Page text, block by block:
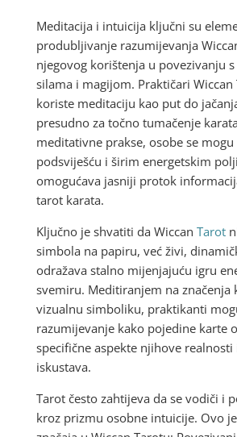
Meditacija i intuicija ključni su
produbljivanje razumijevanja
njegovog korištenja u povezivanju
silama i magijom. Praktičari Wiccan
koriste meditaciju kao put do
presudno za točno tumačenje
meditativne prakse, osobe se
podsviješću i širim energetskim
omogućava jasniji protok
tarot karata.
Ključno je shvatiti da Wiccan Tarot
simbola na papiru, već živi,
odražava stalno mijenjajuću igru
svemiru. Meditiranjem na značenja
vizualnu simboliku, praktikanti
razumijevanje kako pojedine karte
specifične aspekte njihove
iskustava.
Tarot često zahtijeva da se vodiči i
kroz prizmu osobne intuicije. Ovo